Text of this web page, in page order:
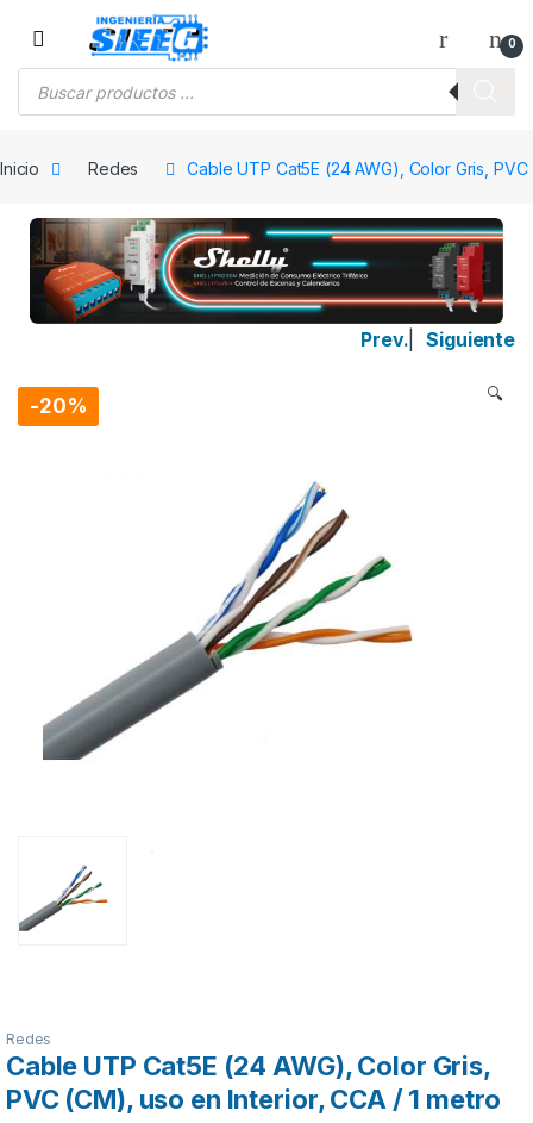
Saltar a la navegación
Saltar al contenido
0
Inicio Redes Cable UTP Cat5E (24 AWG), Color Gris,
Prev. Siguiente
-20%
🔍
Redes
Cable UTP Cat5E (24 AWG), Color Gris,
PVC (CM), uso en Interior, CCA / 1 metro